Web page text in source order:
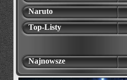
Naruto
Top-Listy
Najnowsze